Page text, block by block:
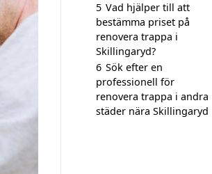
5 Vad hjälper till att
bestämma priset på
renovera trappa i
Skillingaryd?
6 Sök efter en
professionell för
renovera trappa i andra
städer nära Skillingaryd